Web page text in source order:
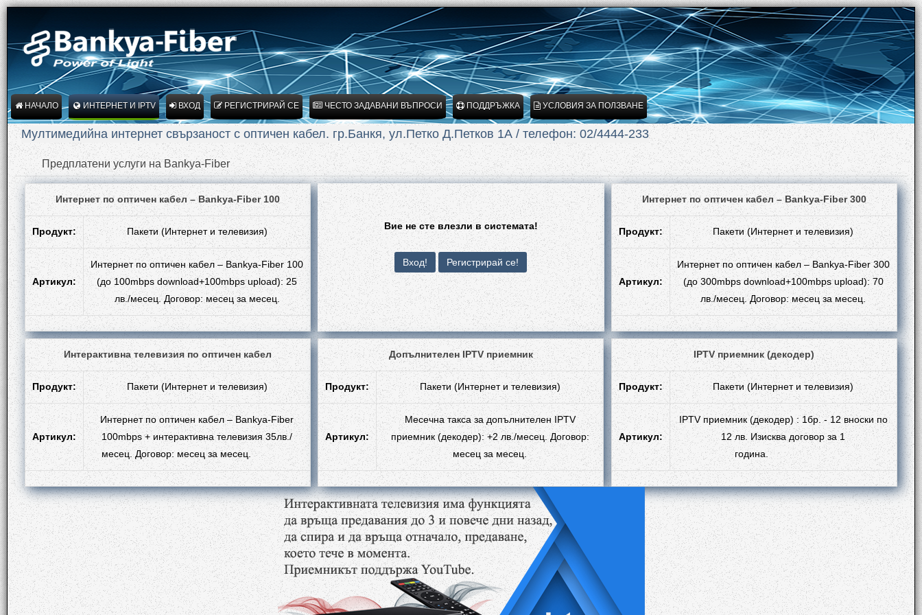
НАЧАЛО ИНТЕРНЕТ И IPTV ВХОД РЕГИСТРИРАЙ СЕ ЧЕСТО ЗАДАВАНИ ВЪПРОСИ ПОДДРЪЖКА УСЛОВИЯ ЗА ПОЛЗВАНЕ
Мултимедийна интернет свързаност с оптичен кабел. гр.Банкя, ул.Петко Д.Петков 1А / телефон: 02/4444-233
Предплатени услуги на Bankya-Fiber
Интернет по оптичен кабел – Bankya-Fiber 100
Продукт: Пакети (Интернет и телевизия)
Артикул:
Интернет по оптичен кабел – Bankya-Fiber 100
(до 100mbps download+100mbps upload): 25
лв./месец. Договор: месец за месец.
Вие не сте влезли в системата!
Интернет по оптичен кабел – Bankya-Fiber 300
Продукт: Пакети (Интернет и телевизия)
Артикул:
Интернет по оптичен кабел – Bankya-Fiber 300
(до 300mbps download+100mbps upload): 70
лв./месец. Договор: месец за месец.
Интерактивна телевизия по оптичен кабел
Продукт: Пакети (Интернет и телевизия)
Артикул:
Интернет по оптичен кабел – Bankya-Fiber
100mbps + интерактивна телевизия 35лв./
месец. Договор: месец за месец.
Допълнителен IPTV приемник
Продукт: Пакети (Интернет и телевизия)
Артикул:
Месечна такса за допълнителен IPTV
приемник (декодер): +2 лв./месец. Договор:
месец за месец.
IPTV приемник (декодер)
Продукт: Пакети (Интернет и телевизия)
Артикул:
IPTV приемник (декодер) : 1бр. - 12 вноски по
12 лв. Изисква договор за 1
година.